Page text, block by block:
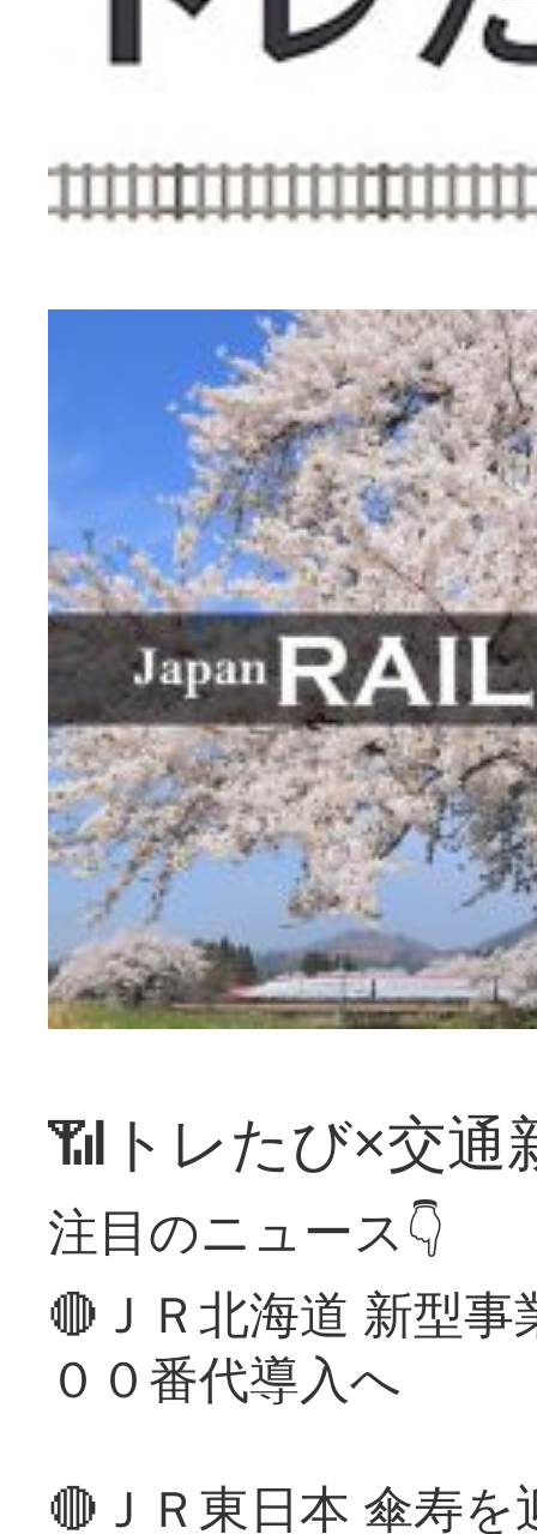
📶トレたび×交通
注目のニュース👇
🔴ＪＲ北海道 新型
００番代導入へ
🔴ＪＲ東日本 傘寿